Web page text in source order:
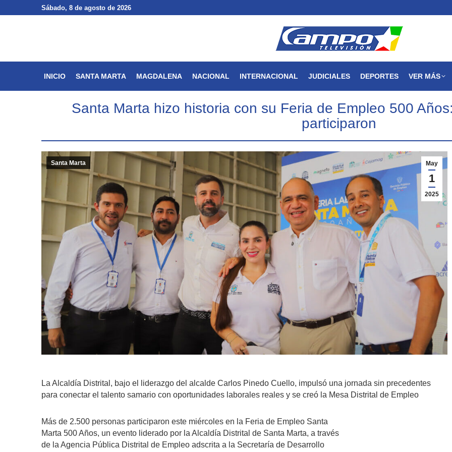
Sábado, 8 de agosto de 2026
INICIO SANTA MARTA MAGDALENA NACIONAL INTERNACIONAL JUDICIALES DEPORTES VER MÁS
Santa Marta hizo historia con su Feria de Empleo 500
participaron
May
1
2025
Santa Marta
La Alcaldía Distrital, bajo el liderazgo del alcalde Carlos Pinedo Cuello, impulsó una jornada sin precedentes
para conectar el talento samario con oportunidades laborales reales y se creó la Mesa Distrital de Empleo
Más de 2.500 personas participaron este miércoles en la Feria de Empleo Santa
Marta 500 Años, un evento liderado por la Alcaldía Distrital de Santa Marta, a través
de la Agencia Pública Distrital de Empleo adscrita a la Secretaría de Desarrollo
Sábado, 8 de agosto de 2026
NACIONAL INTERNACIONAL